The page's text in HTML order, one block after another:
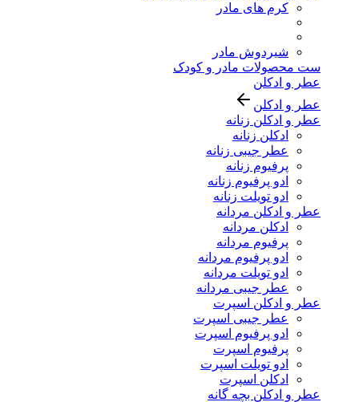
کرم های مادر
شیردوش مادر
ست محصولات مادر و کودک
عطر و ادکلن
عطر و ادکلن
عطر و ادکلن زنانه
ادکلن زنانه
عطر جیبی زنانه
پرفیوم زنانه
ادو پرفیوم زنانه
ادو تویلت زنانه
عطر و ادکلن مردانه
ادکلن مردانه
پرفیوم مردانه
ادو پرفیوم مردانه
ادو تویلت مردانه
عطر جیبی مردانه
عطر و ادکلن اسپرت
عطر جیبی اسپرت
ادو پرفیوم اسپرت
پرفیوم اسپرت
ادو تویلت اسپرت
ادکلن اسپرت
عطر و ادکلن بچه گانه